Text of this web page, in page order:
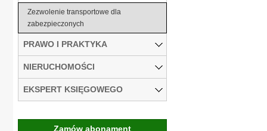
Zezwolenie transportowe dla
zabezpieczonych
PRAWO I PRAKTYKA
NIERUCHOMOŚCI
EKSPERT KSIĘGOWEGO
Zamów abonament